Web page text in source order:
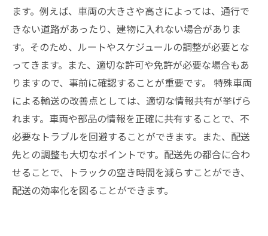
ます。例えば、車両の大きさや高さによっては、通行で
きない道路があったり、建物に入れない場合がありま
す。そのため、ルートやスケジュールの調整が必要とな
ってきます。また、適切な許可や免許が必要な場合もあ
りますので、事前に確認することが重要です。 特殊車両
による輸送の改善点としては、適切な情報共有が挙げら
れます。車両や部品の情報を正確に共有することで、不
必要なトラブルを回避することができます。また、配送
先との調整も大切なポイントです。配送先の都合に合わ
せることで、トラックの空き時間を減らすことができ、
配送の効率化を図ることができます。